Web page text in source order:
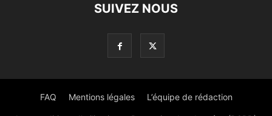
SUIVEZ NOUS
FAQ Mentions légales L’équipe de rédaction